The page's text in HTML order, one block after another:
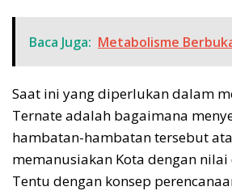
Baca Juga: Metabolisme
Saat ini yang diperlukan dalam
Ternate adalah bagaimana
hambatan-hambatan tersebut
memanusiakan Kota dengan
Tentu dengan konsep